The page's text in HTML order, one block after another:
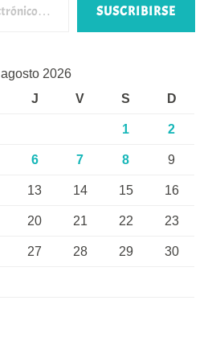
SUSCRIBIRSE
agosto 2026
J V S D
1 2
6 7 8 9
13 14 15 16
20 21 22 23
27 28 29 30